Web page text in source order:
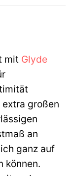
mit Glyde
großen
an
ganz auf
können.